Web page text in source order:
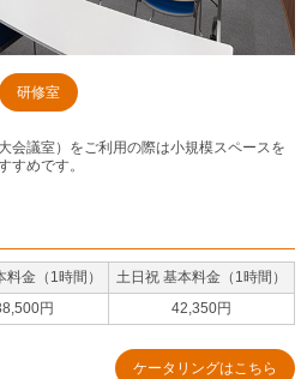
研修室
会議室）をご利用の際は小規模スペースを
すめです。
料金（1時間）
土日祝 基本料金（1時間）
円 42,350円
ケータリングはこちら